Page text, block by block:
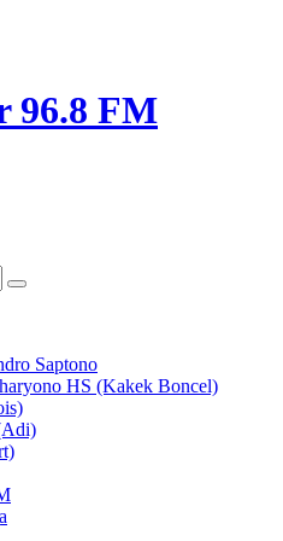
96.8 FM
Saptono
HS (Kakek Boncel)